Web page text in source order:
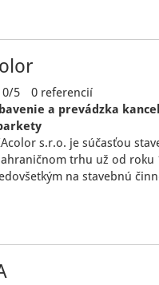
0/5
0 referencií
a prevádzka
s.r.o. je súčasťou
trhu už od
na stavebnú